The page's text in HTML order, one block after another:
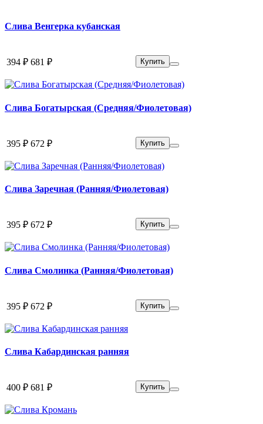
Слива Венгерка кубанская
394 ₽ 681 ₽ Купить
Слива Богатырская (Средняя/Фиолетовая)
395 ₽ 672 ₽ Купить
Слива Заречная (Ранняя/Фиолетовая)
395 ₽ 672 ₽ Купить
Слива Смолинка (Ранняя/Фиолетовая)
395 ₽ 672 ₽ Купить
Слива Кабардинская ранняя
400 ₽ 681 ₽ Купить